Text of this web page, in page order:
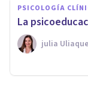
PSICOLOGÍA
La
​julia